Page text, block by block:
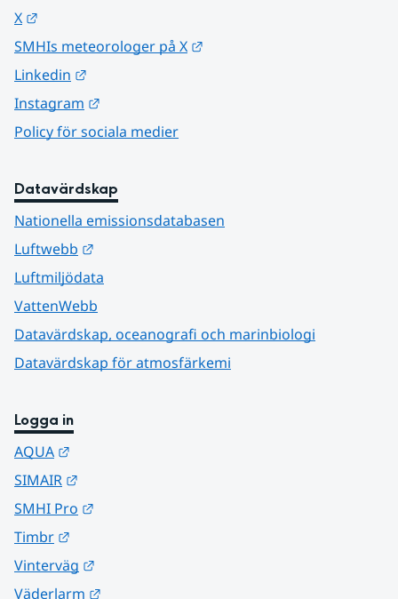
X
SMHIs meteorologer på X
Linkedin
Instagram
Policy för sociala medier
Datavärdskap
Nationella emissionsdatabasen
Luftwebb
Luftmiljödata
VattenWebb
Datavärdskap, oceanografi och marinbiologi
Datavärdskap för atmosfärkemi
Logga in
AQUA
SIMAIR
SMHI Pro
Timbr
Vinterväg
Väderlarm